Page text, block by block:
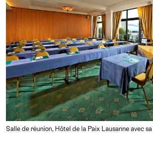
Salle de réunion, Hôtel de la Paix Lausanne avec